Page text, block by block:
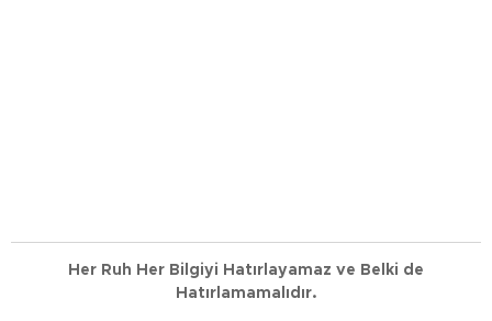
Her Ruh Her Bilgiyi Hatırlayamaz ve Belki de
Hatırlamamalıdır.